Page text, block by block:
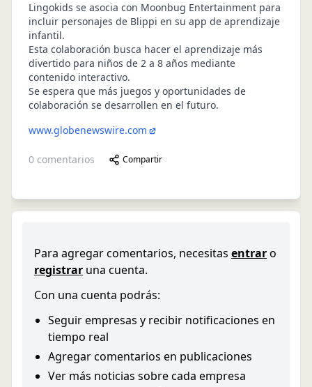
Lingokids se asocia con Moonbug Entertainment para
incluir personajes de Blippi en su app de aprendizaje
infantil.
Esta colaboración busca hacer el aprendizaje más
divertido para niños de 2 a 8 años mediante
contenido interactivo.
Se espera que más juegos y oportunidades de
colaboración se desarrollen en el futuro.
www.globenewswire.com
0 comentarios Compartir
Para agregar comentarios, necesitas entraro
registrar una cuenta.
Con una cuenta podrás:
Seguir empresas y recibir notificaciones en
tiempo real
Agregar comentarios en publicaciones
Ver más noticias sobre cada empresa